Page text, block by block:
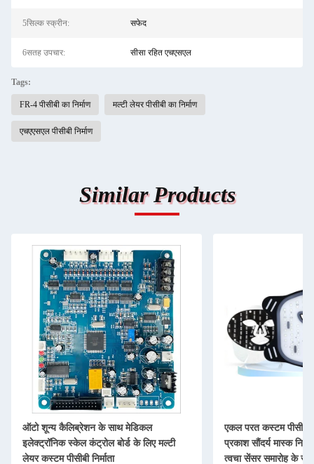
5सिल्क स्क्रीन: सफेद
6सतह उपचार: सीसा रहित एचएसएल
Tags:
FR-4 पीसीबी का निर्माण मल्टी लेयर पीसीबी का निर्माण
एचएएसएल पीसीबी निर्माण
Similar Products
ऑटो शून्य कैलिब्रेशन के साथ मेडिकल
इलेक्ट्रॉनिक स्केल कंट्रोल बोर्ड के लिए मल्टी
लेयर कस्टम पीसीबी निर्माता
एकल परत कस्टम पीसीबी
प्रकाश सौंदर्य मास्क
त्वचा सेंसर समारोह के